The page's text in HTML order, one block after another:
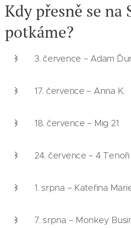
Kdy přesně se na
potkáme?
3. července – Adam
17. července – Anna K.
18. července – Mig 21
24. července – 4 Tenoři
1. srpna – Kateřina
7. srpna – Monkey